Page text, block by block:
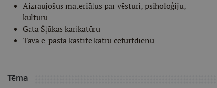
Aizraujošus materiālus par vēsturi, psiholoģiju,
kultūru
Gata Šļūkas karikatūru
Tavā e-pasta kastītē katru ceturtdienu
Tēma